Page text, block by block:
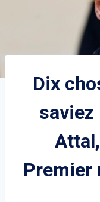
Dix
saviez
Premier